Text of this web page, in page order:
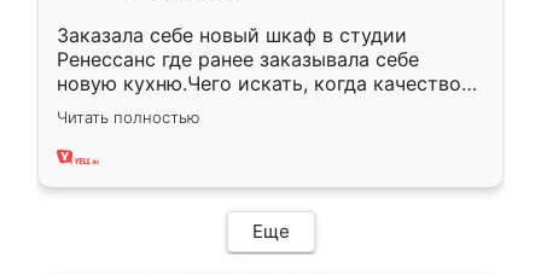
Заказала себе новый шкаф в студии
Ренессанс где ранее заказывала себе
новую кухню.Чего искать, когда качеством
вполне довольна. Служит кухня уже почти
два года, нареканий нет.
Читать полностью
Еще